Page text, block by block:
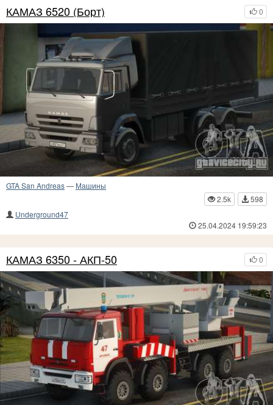
0
КАМАЗ 6520 (Борт)
GTA San Andreas— Машины
2.5k
598
Underground47
25.04.2024 19:59:23
0
КАМАЗ 6350 - АКП-50